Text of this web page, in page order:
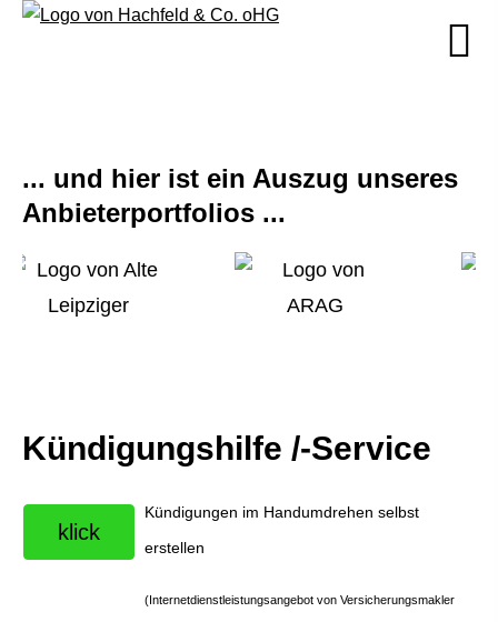
... und hier ist ein Auszug unseres
Anbieterportfolios ...
Kündigungshilfe /-Service
klick
Kündigungen im Handumdrehen selbst
erstellen
(Internetdienstleistungsangebot von Ver­sicherungs­makler